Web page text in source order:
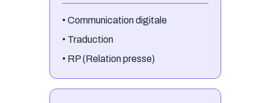
• Communication digitale
• Traduction
• RP (Relation presse)